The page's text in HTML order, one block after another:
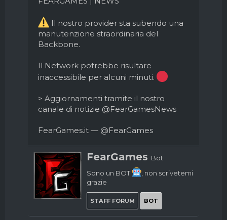
n
z
i
o
Il nostro provider sta subendo una
manutenzione straordinaria del
Backbone.
Il Network potrebbe risultare
inaccessibile per alcuni minuti.
> Aggiornamenti tramite il nostro
canale di notizie @FearGamesNews
FearGames.it — @FearGames
W
r
i
t
t
n
b
FearGames Bot
Sono un BOT
, non scrivetemi
grazie
STAFF FORUM BOT